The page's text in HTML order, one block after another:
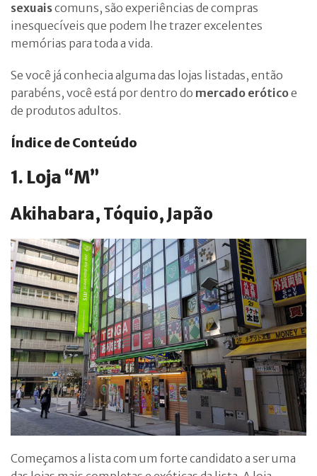
sexuaiscomuns, são experiências de compras
inesquecíveis que podem lhe trazer excelentes
memórias para toda a vida.
Se você já conhecia alguma das lojas listadas, então
parabéns, você está por dentro do mercado eróticoe
de produtos adultos.
Índice de Conteúdo
1. Loja “M”
Akihabara, Tóquio, Japão
Começamos a lista com um forte candidato a ser uma